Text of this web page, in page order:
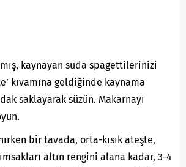
kaynayan suda spagettilerinizi
kıvamına geldiğinde kaynama
saklayarak süzün. Makarnayı
bir tavada, orta-kısık ateşte,
altın rengini alana kadar, 3-4